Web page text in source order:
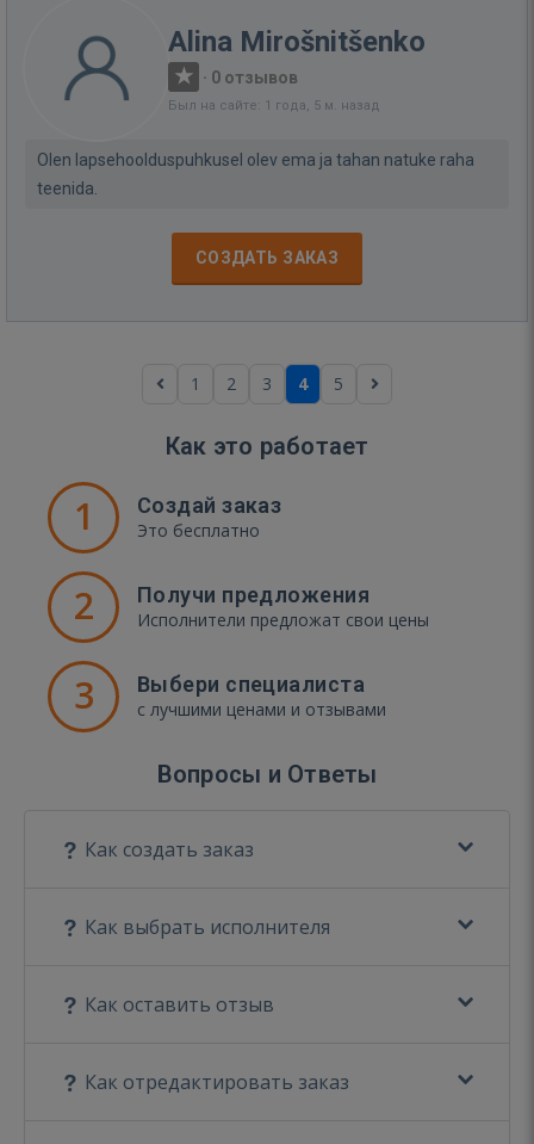
Alina Mirošnitšenko
· 0 отзывов
Был на сайте: 1 года, 5 м. назад
Olen lapsehoolduspuhkusel olev ema ja tahan natuke raha
teenida.
СОЗДАТЬ ЗАКАЗ
1 2 3 4 5
Как это работает
1 Создай заказ
Это бесплатно
2 Получи предложения
Исполнители предложат свои цены
3 Выбери специалиста
с лучшими ценами и отзывами
Вопросы и Ответы
Как создать заказ
Как выбрать исполнителя
Как оставить отзыв
Как отредактировать заказ